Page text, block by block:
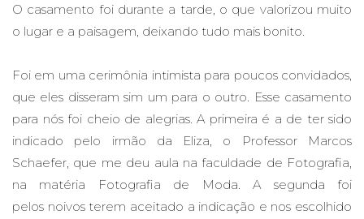
O casamento foi durante a tarde, o que valorizou muito
o lugar e a paisagem, deixando tudo mais bonito.
Foi em uma cerimônia intimista para poucos convidados,
que eles disseram sim um para o outro. Esse casamento
para nós foi cheio de alegrias. A primeira é a de ter sido
indicado pelo irmão da Eliza, o Professor Marcos
Schaefer, que me deu aula na faculdade de Fotografia,
na matéria Fotografia de Moda. A segunda foi
pelos noivos terem aceitado a indicação e nos escolhido